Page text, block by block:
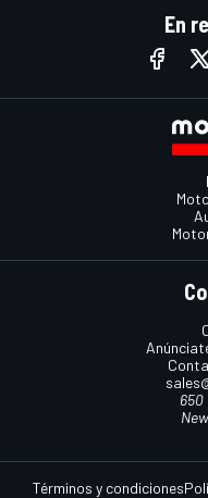
En
650
Términos y condiciones